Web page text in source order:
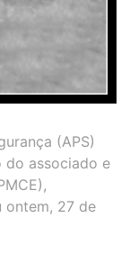
(APS)
do associado e
ontem, 27 de